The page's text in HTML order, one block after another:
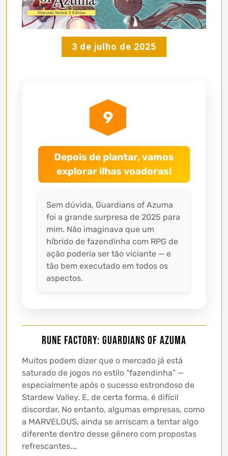
3 de julho de 2025
9
Depois de plantar, vamos
explorar ilhas voadoras!
Sem dúvida, Guardians of Azuma
foi a grande surpresa de 2025 para
mim. Não imaginava que um
híbrido de fazendinha com RPG de
ação poderia ser tão viciante — e
tão bem executado em todos os
aspectos.
Rune Factory: Guardians of Azuma
Muitos podem dizer que o mercado já está
saturado de jogos no estilo “fazendinha” —
especialmente após o sucesso estrondoso de
Stardew Valley. E, de certa forma, é difícil
discordar. No entanto, algumas empresas, como
a MARVELOUS, ainda se arriscam a tentar algo
diferente dentro desse gênero com propostas
refrescantes.…